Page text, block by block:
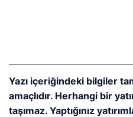
Yazı içeriğindeki bilgiler
amaçlıdır. Herhangi bir
taşımaz. Yaptığınız